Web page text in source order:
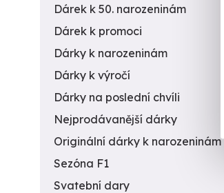
Dárek k 50. narozeninám
Dárek k promoci
Dárky k narozeninám
Dárky k výročí
Dárky na poslední chvíli
Nejprodávanější dárky
Originální dárky k narozeninám
Sezóna F1
Svatební dary